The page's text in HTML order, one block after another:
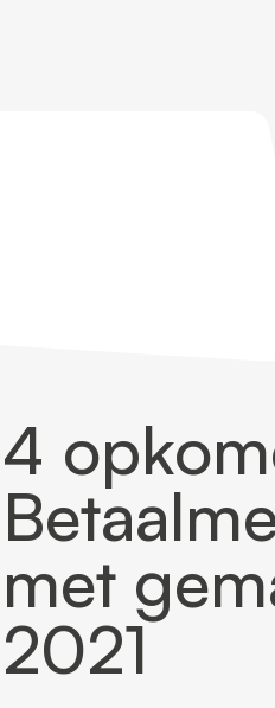
4 opkomende Betaalmethodes
4
met
2021